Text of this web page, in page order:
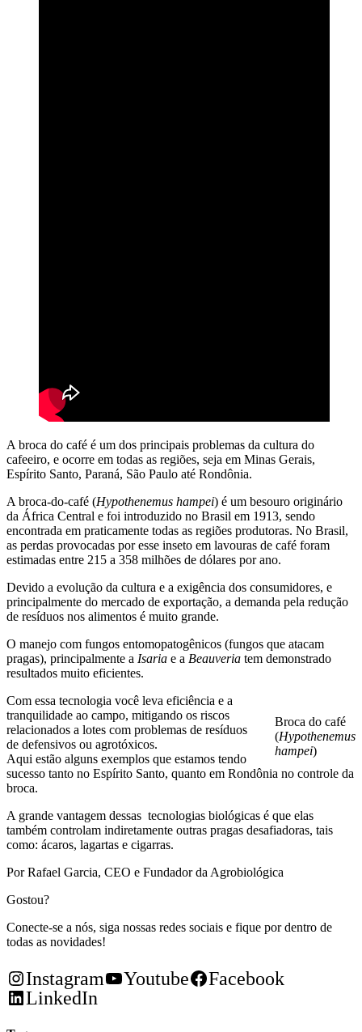
A broca do café é um dos principais problemas da cultura do
cafeeiro, e ocorre em todas as regiões, seja em Minas Gerais,
Espírito Santo, Paraná, São Paulo até Rondônia.
A broca-do-café (Hypothenemus hampei) é um besouro originário
da África Central e foi introduzido no Brasil em 1913, sendo
encontrada em praticamente todas as regiões produtoras. No Brasil,
as perdas provocadas por esse inseto em lavouras de café foram
estimadas entre 215 a 358 milhões de dólares por ano.
Devido a evolução da cultura e a exigência dos consumidores, e
principalmente do mercado de exportação, a demanda pela redução
de resíduos nos alimentos é muito grande.
O manejo com fungos entomopatogênicos (fungos que atacam
pragas), principalmente a Isaria e a Beauveria tem demonstrado
resultados muito eficientes.
Broca do café
(Hypothenemus
hampei)
Com essa tecnologia você leva eficiência e a
tranquilidade ao campo, mitigando os riscos
relacionados a lotes com problemas de resíduos
de defensivos ou agrotóxicos.
Aqui estão alguns exemplos que estamos tendo
sucesso tanto no Espírito Santo, quanto em Rondônia no controle da
broca.
A grande vantagem dessas tecnologias biológicas é que elas
também controlam indiretamente outras pragas desafiadoras, tais
como: ácaros, lagartas e cigarras.
Por Rafael Garcia, CEO e Fundador da Agrobiológica
Gostou?
Conecte-se a nós, siga nossas redes sociais e fique por dentro de
todas as novidades!
Instagram Youtube
Facebook
LinkedIn